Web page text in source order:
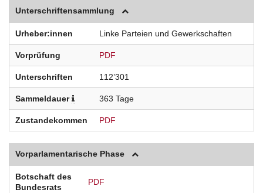
Unterschriftensammlung
Urheber:innen Linke Parteien und Gewerkschaften
Vorprüfung PDF
Unterschriften 112’301
Sammeldauer 363 Tage
Zustandekommen PDF
Vorparlamentarische Phase
Botschaft des
Bundesrats
PDF